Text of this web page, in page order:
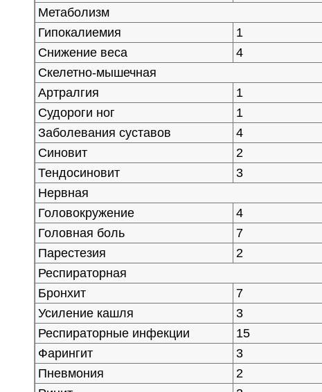
Метаболизм
Гипокалиемия
1
Снижение веса
4
Скелетно-мышечная
Артралгия
1
Судороги ног
1
Заболевания суставов
4
Синовит
2
Тендосиновит
3
Нервная
Головокружение
4
Головная боль
7
Парестезия
2
Респираторная
Бронхит
7
Усиление кашля
3
Респираторные инфекции
15
Фарингит
3
Пневмония
2